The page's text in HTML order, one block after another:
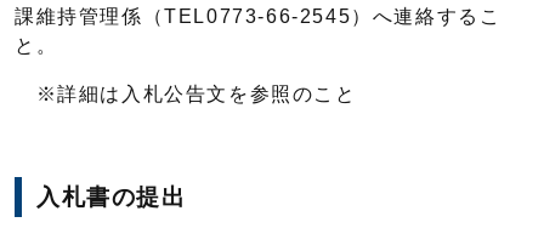
課維持管理係（TEL0773-66-2545）へ連絡するこ
と。
※詳細は入札公告文を参照のこと
入札書の提出